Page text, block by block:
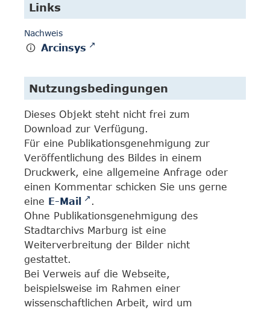
Links
Nachweis
Arcinsys
Nutzungsbedingungen
Dieses Objekt steht nicht frei zum
Download zur Verfügung.
Für eine Publikationsgenehmigung zur
Veröffentlichung des Bildes in einem
Druckwerk, eine allgemeine Anfrage oder
einen Kommentar schicken Sie uns gerne
eine E-Mail
.
Ohne Publikationsgenehmigung des
Stadtarchivs Marburg ist eine
Weiterverbreitung der Bilder nicht
gestattet.
Bei Verweis auf die Webseite,
beispielsweise im Rahmen einer
wissenschaftlichen Arbeit, wird um